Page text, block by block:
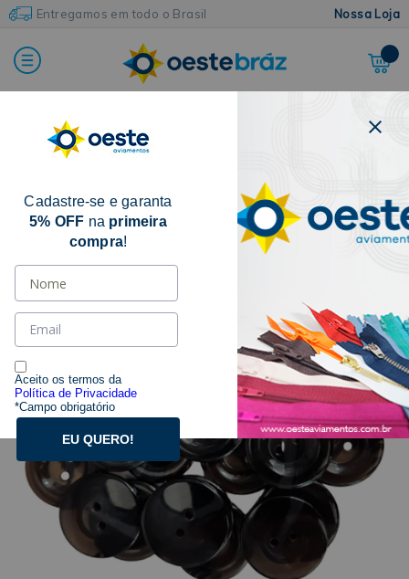
Entregamos em todo o Brasil Nossa Loja
Home Botões e Colchetes
Cadastre-se e garanta
5% OFF na primeira
compra!
Aceito os termos da
Política de Privacidade
*Campo obrigatório
EU QUERO!